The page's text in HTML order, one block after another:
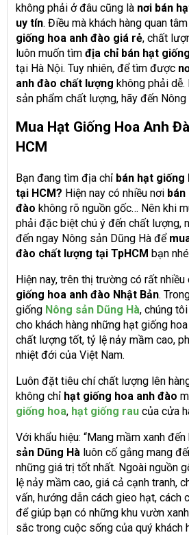
không phải ở đâu cũng là nơi bán
uy tín. Điều mà khách hàng quan
giống hoa anh đào giá rẻ, chất
luôn muốn tìm địa chỉ bán hạt
tại Hà Nội. Tuy nhiên, để tìm được
anh đào chất lượng không phải dễ.
sản phẩm chất lượng, hãy đến Nông
Mua Hạt Giống Hoa Anh
HCM
Bạn đang tìm địa chỉ bán hạt giống
tại HCM? Hiện nay có nhiều nơi bán
đào không rõ nguồn gốc… Nên khi
phải đặc biệt chú ý đến chất lượng,
đến ngay Nông sản Dũng Hà để
đào chất lượng tại TpHCM bạn
Hiện nay, trên thị trường có rất nhiều
giống hoa anh đào Nhật Bản.
giống Nông sản Dũng Hà, chúng
cho khách hàng những hạt giống
chất lượng tốt, tỷ lệ nảy mầm cao,
nhiệt đới của Việt Nam.
Luôn đặt tiêu chí chất lượng lên
không chỉ hạt giống hoa anh đào
giống hoa, hạt giống rau của cửa
Với khẩu hiệu: “Mang mầm xanh
sản Dũng Hà luôn cố gắng mang
những giá trị tốt nhất. Ngoài nguồn
lệ nảy mầm cao, giá cả cạnh tranh,
vấn, hướng dẫn cách gieo hạt, cách
để giúp bạn có những khu vườn
sắc trong cuộc sống của quý khách